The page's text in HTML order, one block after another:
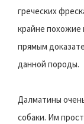
греческих
крайне похожие
прямым
данной породы.
Далматины
собаки. Им